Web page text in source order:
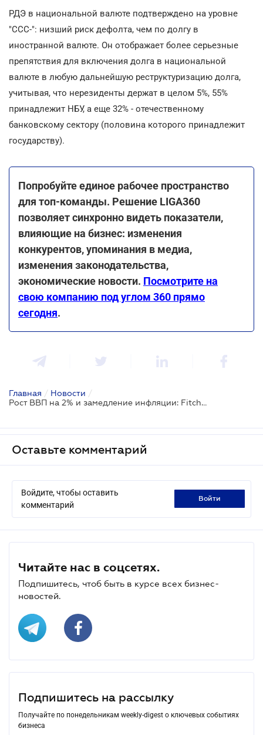
РДЭ в национальной валюте подтверждено на уровне
"CCC-": низший риск дефолта, чем по долгу в
иностранной валюте. Он отображает более серьезные
препятствия для включения долга в национальной
валюте в любую дальнейшую реструктуризацию долга,
учитывая, что нерезиденты держат в целом 5%, 55%
принадлежит НБУ, а еще 32% - отечественному
банковскому сектору (половина которого принадлежит
государству).
Попробуйте единое рабочее пространство
для топ-команды. Решение LIGA360
позволяет синхронно видеть показатели,
влияющие на бизнес: изменения
конкурентов, упоминания в медиа,
изменения законодательства,
экономические новости. Посмотрите на
свою компанию под углом 360 прямо
сегодня.
Главная / Новости /
Рост ВВП на 2% и замедление инфляции: Fitch подтвердило рейтинг Украины
Оставьте комментарий
Войдите, чтобы оставить
комментарий
войти
Читайте нас в соцсетях.
Подпишитесь, чтоб быть в курсе всех бизнес-
новостей.
Подпишитесь на рассылку
Получайте по понедельникам weekly-digest о ключевых событиях
бизнеса